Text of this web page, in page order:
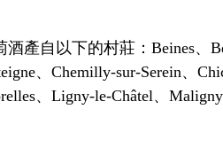
產自以下的村莊：Beines、
、Chemilly-sur-Serein、
、Ligny-le-Châtel、